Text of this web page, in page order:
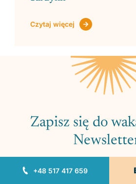
+48 517 417 659
Czytaj więcej
Zapisz się do
Zapisz się do naszego